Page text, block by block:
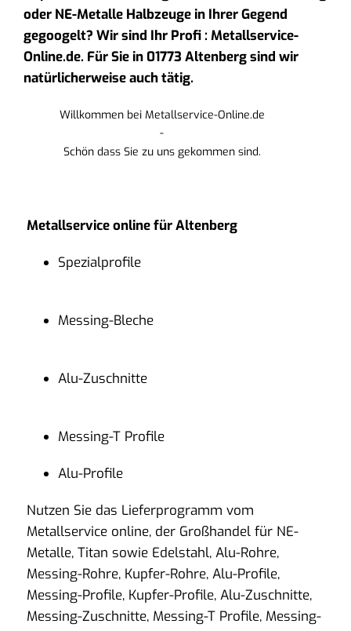
oder NE-Metalle Halbzeuge in Ihrer Gegend
gegoogelt? Wir sind Ihr Profi : Metallservice-
Online.de. Für Sie in 01773 Altenberg sind wir
natürlicherweise auch tätig.
Willkommen bei Metallservice-Online.de
-
Schön dass Sie zu uns gekommen sind.
Metallservice online für Altenberg
Spezialprofile
Messing-Bleche
Alu-Zuschnitte
Messing-T Profile
Alu-Profile
Nutzen Sie das Lieferprogramm vom
Metallservice online, der Großhandel für NE-
Metalle, Titan sowie Edelstahl, Alu-Rohre,
Messing-Rohre, Kupfer-Rohre, Alu-Profile,
Messing-Profile, Kupfer-Profile, Alu-Zuschnitte,
Messing-Zuschnitte, Messing-T Profile, Messing-